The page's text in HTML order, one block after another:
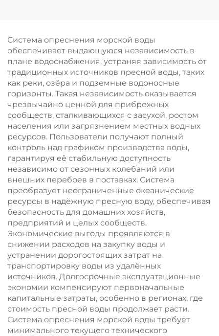
установка
водоочистки для
опреснения морской
воды
обратного осмоса для
муниципального
водоснабжения
Система опреснения морской воды
обеспечивает выдающуюся независимость в
плане водоснабжения, устраняя зависимость от
традиционных источников пресной воды, таких
как реки, озёра и подземные водоносные
горизонты. Такая независимость оказывается
чрезвычайно ценной для прибрежных
сообществ, сталкивающихся с засухой, ростом
населения или загрязнением местных водных
ресурсов. Пользователи получают полный
контроль над графиком производства воды,
гарантируя её стабильную доступность
независимо от сезонных колебаний или
внешних перебоев в поставках. Система
преобразует неограниченные океанические
ресурсы в надёжную пресную воду, обеспечивая
безопасность для домашних хозяйств,
предприятий и целых сообществ.
Экономические выгоды проявляются в
снижении расходов на закупку воды и
устранении дорогостоящих затрат на
транспортировку воды из удалённых
источников. Долгосрочные эксплуатационные
экономии компенсируют первоначальные
капитальные затраты, особенно в регионах, где
стоимость пресной воды продолжает расти.
Система опреснения морской воды требует
минимального текущего технического